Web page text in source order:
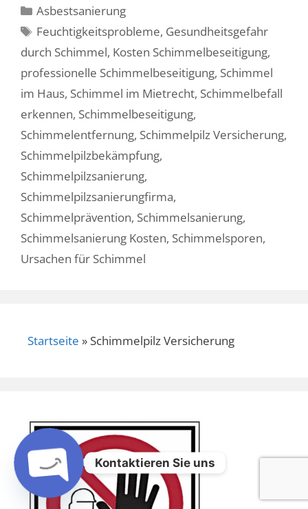
Kategorien
Asbestsanierung
Schlagwörter
Feuchtigkeitsprobleme, Gesundheitsgefahr
durch Schimmel, Kosten Schimmelbeseitigung,
professionelle Schimmelbeseitigung, Schimmel
im Haus, Schimmel im Mietrecht, Schimmelbefall
erkennen, Schimmelbeseitigung,
Schimmelentfernung, Schimmelpilz Versicherung,
Schimmelpilzbekämpfung,
Schimmelpilzsanierung,
Schimmelpilzsanierungfirma,
Schimmelprävention, Schimmelsanierung,
Schimmelsanierung Kosten, Schimmelsporen,
Ursachen für Schimmel
Startseite » Schimmelpilz Versicherung
Kontaktieren Sie uns
Open